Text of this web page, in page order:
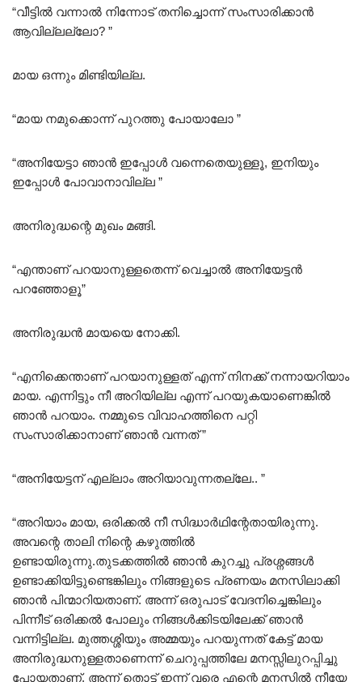
“വീട്ടിൽ വന്നാൽ നിന്നോട് തനിച്ചൊന്ന് സംസാരിക്കാൻ
ആവില്ലല്ലോ? ”
മായ ഒന്നും മിണ്ടിയില്ല.
“മായ നമുക്കൊന്ന് പുറത്തു പോയാലോ ”
“അനിയേട്ടാ ഞാൻ ഇപ്പോൾ വന്നെതെയുള്ളൂ, ഇനിയും
ഇപ്പോൾ പോവാനാവില്ല ”
അനിരുദ്ധന്റെ മുഖം മങ്ങി.
“എന്താണ് പറയാനുള്ളതെന്ന് വെച്ചാൽ അനിയേട്ടൻ
പറഞ്ഞോളൂ”
അനിരുദ്ധൻ മായയെ നോക്കി.
“എനിക്കെന്താണ് പറയാനുള്ളത് എന്ന് നിനക്ക് നന്നായറിയാം
മായ. എന്നിട്ടും നീ അറിയില്ല എന്ന് പറയുകയാണെങ്കിൽ
ഞാൻ പറയാം. നമ്മുടെ വിവാഹത്തിനെ പറ്റി
സംസാരിക്കാനാണ് ഞാൻ വന്നത് ”
“അനിയേട്ടന് എല്ലാം അറിയാവുന്നതല്ലേ.. ”
“അറിയാം മായ, ഒരിക്കൽ നീ സിദ്ധാർഥിന്റേതായിരുന്നു.
അവന്റെ താലി നിന്റെ കഴുത്തിൽ
ഉണ്ടായിരുന്നു.തുടക്കത്തിൽ ഞാൻ കുറച്ചു പ്രശ്നങ്ങൾ
ഉണ്ടാക്കിയിട്ടുണ്ടെങ്കിലും നിങ്ങളുടെ പ്രണയം മനസിലാക്കി
ഞാൻ പിന്മാറിയതാണ്. അന്ന് ഒരുപാട് വേദനിച്ചെങ്കിലും
പിന്നീട് ഒരിക്കൽ പോലും നിങ്ങൾക്കിടയിലേക്ക് ഞാൻ
വന്നിട്ടില്ല. മുത്തശ്ശിയും അമ്മയും പറയുന്നത് കേട്ട് മായ
അനിരുദ്ധനുള്ളതാണെന്ന് ചെറുപ്പത്തിലേ മനസ്സിലുറപ്പിച്ചു
പോയതാണ്. അന്ന് തൊട്ട് ഇന്ന് വരെ എന്റെ മനസ്സിൽ നീയേ